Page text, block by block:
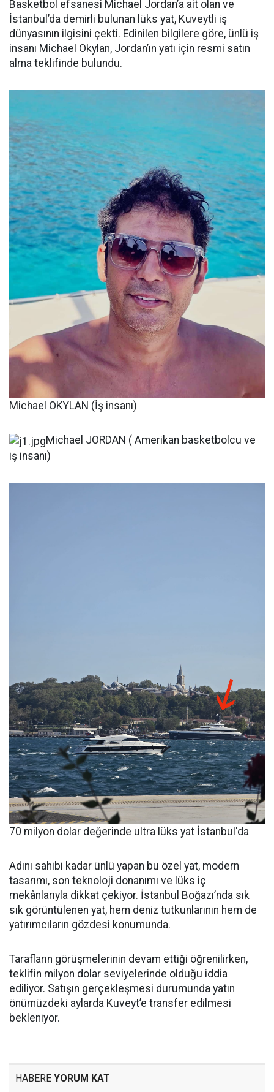
Basketbol efsanesi Michael Jordan’a ait olan ve
İstanbul’da demirli bulunan lüks yat, Kuveytli iş
dünyasının ilgisini çekti. Edinilen bilgilere göre, ünlü iş
insanı Michael Okylan, Jordan’ın yatı için resmi satın
alma teklifinde bulundu.
Michael OKYLAN (İş insanı)
Michael JORDAN ( Amerikan basketbolcu ve
iş insanı)
70 milyon dolar değerinde ultra lüks yat İstanbul'da
Adını sahibi kadar ünlü yapan bu özel yat, modern
tasarımı, son teknoloji donanımı ve lüks iç
mekânlarıyla dikkat çekiyor. İstanbul Boğazı’nda sık
sık görüntülenen yat, hem deniz tutkunlarının hem de
yatırımcıların gözdesi konumunda.
Tarafların görüşmelerinin devam ettiği öğrenilirken,
teklifin milyon dolar seviyelerinde olduğu iddia
ediliyor. Satışın gerçekleşmesi durumunda yatın
önümüzdeki aylarda Kuveyt’e transfer edilmesi
bekleniyor.
HABERE YORUM KAT